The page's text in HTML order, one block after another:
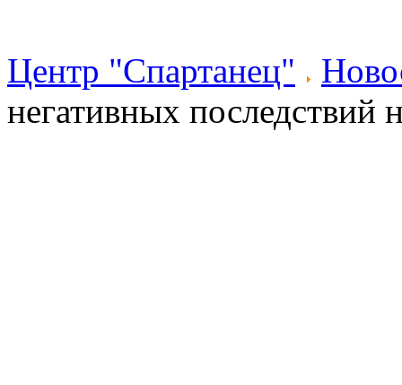
Центр "Спартанец"
негативных последствий